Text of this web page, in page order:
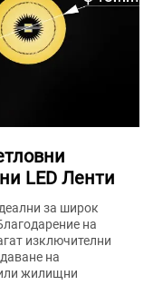
LED Ленти
за широк
на
изключителни
на
жилищни